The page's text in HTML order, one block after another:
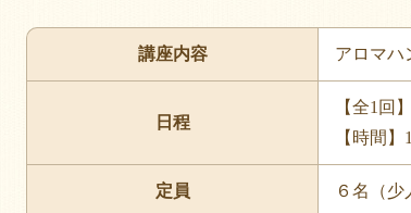
講座内容 アロマハ
日程
【全1回
【時間
定員 ６名（少